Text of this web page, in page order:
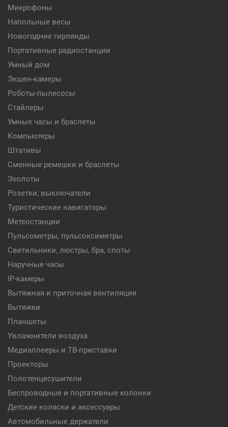
Микрофоны
Напольные весы
Новогодние гирлянды
Портативные радиостанции
Умный дом
Экшен-камеры
Роботы-пылесосы
Стайлеры
Умные часы и браслеты
Компьютеры
Штативы
Сменные ремешки и браслеты
Эхолоты
Розетки, выключатели
Туристические навигаторы
Метеостанции
Пульсометры, пульсоксиметры
Светильники, люстры, бра, споты
Наручные часы
IP-камеры
Вытяжная и приточная вентиляция
Вытяжки
Планшеты
Увлажнители воздуха
Медиаплееры и ТВ-приставки
Проекторы
Полотенцесушители
Беспроводные и портативные колонки
Детские коляски и аксессуары
Автомобильные держатели